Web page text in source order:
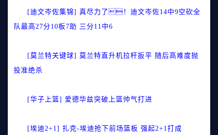
[迪文岑佐集锦] 真尽力了！迪文岑佐14中9空砍全
队最高27分10板7助 三分11中6
[莫兰特关键球] 莫兰特直升机拉杆扳平 随后高难度抛
投准绝杀
[华子上篮] 爱德华兹突破上篮帅气打进
[埃迪2+1] 扎克-埃迪抢下前场篮板 强起2+1打成